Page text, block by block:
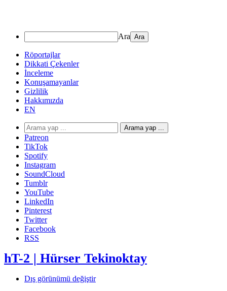
Ara
Röportajlar
Dikkati Çekenler
İnceleme
Konuşamayanlar
Gizlilik
Hakkımızda
EN
Arama yap ...
Patreon
TikTok
Spotify
Instagram
SoundCloud
Tumblr
YouTube
LinkedIn
Pinterest
Twitter
Facebook
RSS
hT-2 | Hürser Tekinoktay
Dış görünümü değiştir